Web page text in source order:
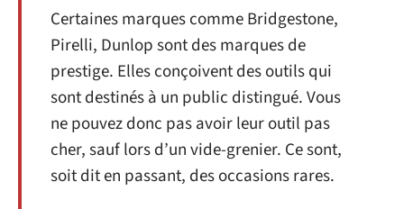
Certaines marques comme Bridgestone,
Pirelli, Dunlop sont des marques de
prestige. Elles conçoivent des outils qui
sont destinés à un public distingué. Vous
ne pouvez donc pas avoir leur outil pas
cher, sauf lors d’un vide-grenier. Ce sont,
soit dit en passant, des occasions rares.